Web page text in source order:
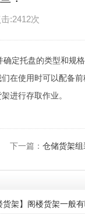
:2412次
定托盘的类型和规
在使用时可以配备
进行存取作业。
下一篇： 仓储货架组
货架】阁楼货架一般